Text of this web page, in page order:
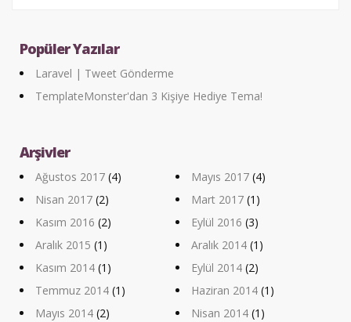
Popüler Yazılar
Laravel | Tweet Gönderme
TemplateMonster'dan 3 Kişiye Hediye Tema!
Arşivler
Ağustos 2017 (4) Mayıs 2017 (4)
Nisan 2017 (2) Mart 2017 (1)
Kasım 2016 (2) Eylül 2016 (3)
Aralık 2015 (1) Aralık 2014 (1)
Kasım 2014 (1) Eylül 2014 (2)
Temmuz 2014 (1) Haziran 2014 (1)
Mayıs 2014 (2) Nisan 2014 (1)